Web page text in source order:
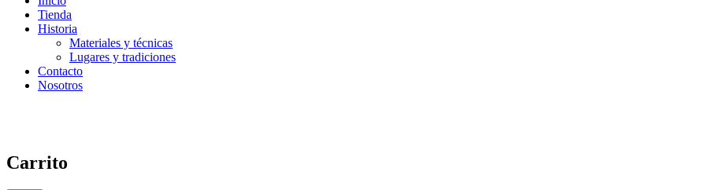
Tienda
Historia
Materiales y técnicas
Lugares y tradiciones
Contacto
Nosotros
Carrito